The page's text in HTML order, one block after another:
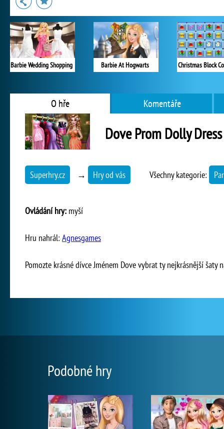
Barbie Wedding Shopping Barbie At Hogwarts Christmas Block
O hře Komentáře
Dove Prom Dolly
Superhry.cz → Hry od vás Všechny kategorie:
Ovládání hry: myší
Hru nahrál: Agnesgames
Pomozte krásné dívce Jménem Dove vybrat ty nejkrásnější šaty
Podobné hry